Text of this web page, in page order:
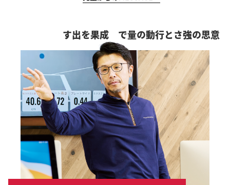
意思の強さと行動の量で
成果を出す